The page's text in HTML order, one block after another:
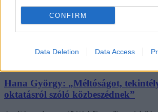
CONFIRM
Data Deletion Data Access
Hana György: „Méltóságot,
oktatásról szóló közbeszédnek”